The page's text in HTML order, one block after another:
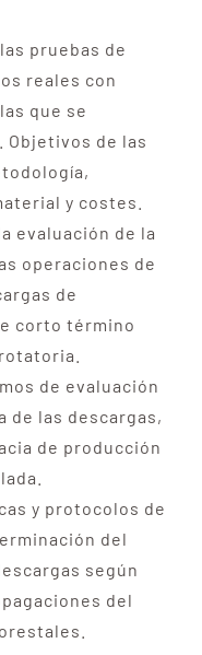
pruebas de
reales con
que se
Objetivos de las
y costes.
evaluación de la
operaciones de
de
corto término
de evaluación
de las descargas,
de producción
y protocolos de
del
según
del